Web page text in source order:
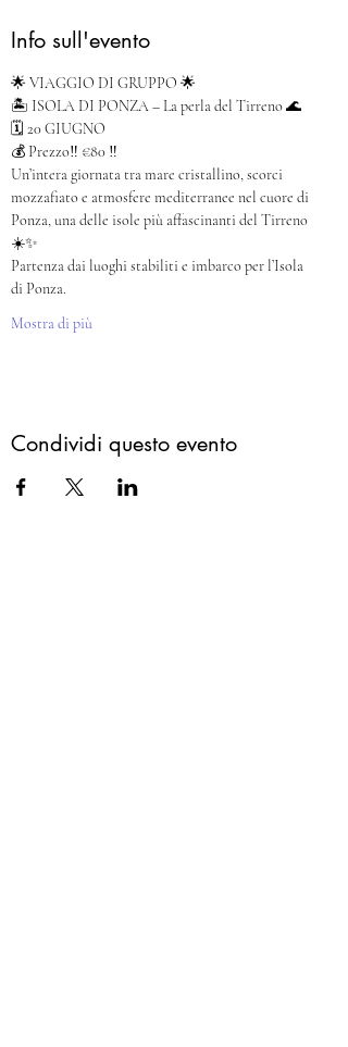
Info sull'evento
🌟 VIAGGIO DI GRUPPO 🌟
🏝️ ISOLA DI PONZA – La perla del Tirreno 🌊
🗓️ 20 GIUGNO
💰 Prezzo‼️ €80 ‼️
Un’intera giornata tra mare cristallino, scorci
mozzafiato e atmosfere mediterranee nel cuore di
Ponza, una delle isole più affascinanti del Tirreno
☀️✨
Partenza dai luoghi stabiliti e imbarco per l’Isola
di Ponza.
Mostra di più
Condividi questo evento